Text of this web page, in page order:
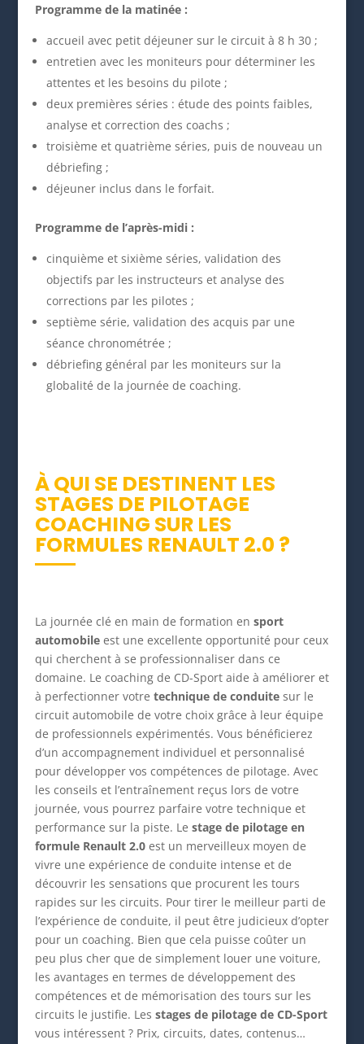
Programme de la matinée :
accueil avec petit déjeuner sur le circuit à 8 h 30 ;
entretien avec les moniteurs pour déterminer les
attentes et les besoins du pilote ;
deux premières séries : étude des points faibles,
analyse et correction des coachs ;
troisième et quatrième séries, puis de nouveau un
débriefing ;
déjeuner inclus dans le forfait.
Programme de l’après-midi :
cinquième et sixième séries, validation des
objectifs par les instructeurs et analyse des
corrections par les pilotes ;
septième série, validation des acquis par une
séance chronométrée ;
débriefing général par les moniteurs sur la
globalité de la journée de coaching.
À QUI SE DESTINENT LES
STAGES DE PILOTAGE
COACHING SUR LES
FORMULES RENAULT 2.0 ?
La journée clé en main de formation en sport
automobileest une excellente opportunité pour ceux
qui cherchent à se professionnaliser dans ce
domaine. Le coaching de CD-Sport aide à améliorer et
à perfectionner votre technique de conduitesur le
circuit automobile de votre choix grâce à leur équipe
de professionnels expérimentés. Vous bénéficierez
d’un accompagnement individuel et personnalisé
pour développer vos compétences de pilotage. Avec
les conseils et l’entraînement reçus lors de votre
journée, vous pourrez parfaire votre technique et
performance sur la piste. Le stage de pilotage en
formule Renault 2.0est un merveilleux moyen de
vivre une expérience de conduite intense et de
découvrir les sensations que procurent les tours
rapides sur les circuits. Pour tirer le meilleur parti de
l’expérience de conduite, il peut être judicieux d’opter
pour un coaching. Bien que cela puisse coûter un
peu plus cher que de simplement louer une voiture,
les avantages en termes de développement des
compétences et de mémorisation des tours sur les
circuits le justifie. Les stages de pilotage de CD-Sport
vous intéressent ? Prix, circuits, dates, contenus…